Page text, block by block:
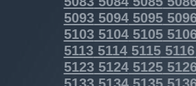
509350945095
510351045105
5113511451155116
512351245125